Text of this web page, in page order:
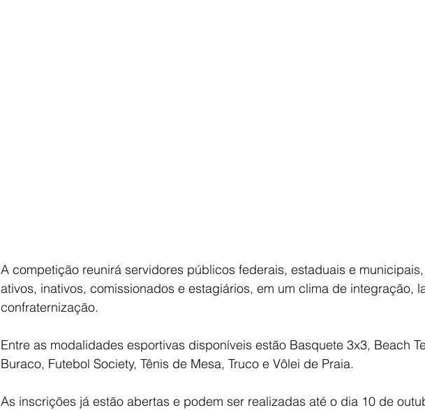
A competição reunirá servidores públicos federais, estaduais e
ativos, inativos, comissionados e estagiários, em um clima de integração,
confraternização.
Entre as modalidades esportivas disponíveis estão Basquete 3x3, Beach
Buraco, Futebol Society, Tênis de Mesa, Truco e Vôlei de Praia.
As inscrições já estão abertas e podem ser realizadas até o dia 10 de